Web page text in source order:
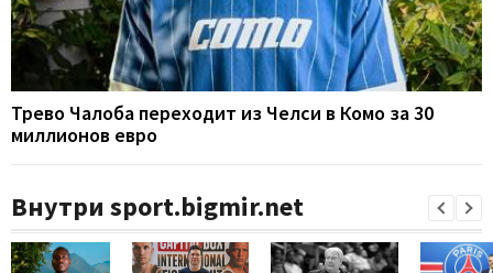
Трево Чалоба переходит из Челси в Комо за 30
миллионов евро
Внутри sport.bigmir.net